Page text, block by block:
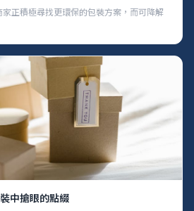
正積極尋找更環保的包裝方案，而可降解
中搶眼的點綴